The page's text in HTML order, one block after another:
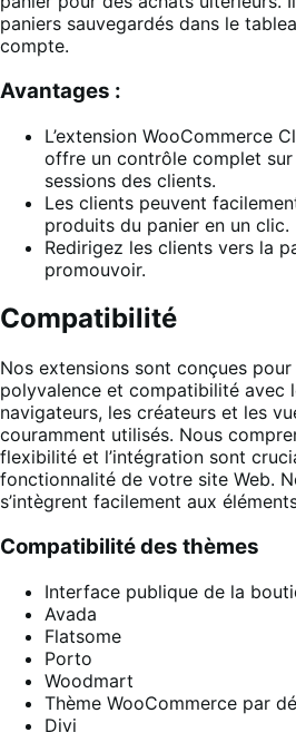
paniers sauvegardés dans le
compte.
Avantages :
L’extension WooCommerce
offre un contrôle complet
sessions des clients.
Les clients peuvent
produits du panier en un clic.
Redirigez les clients vers la
promouvoir.
Compatibilité
Nos extensions sont conçues
polyvalence et compatibilité avec
navigateurs, les créateurs et les
couramment utilisés. Nous
flexibilité et l’intégration sont
fonctionnalité de votre site Web.
s’intègrent facilement aux
Compatibilité des thèmes
Interface publique de la
Avada
Flatsome
Porto
Woodmart
Thème WooCommerce par
Divi